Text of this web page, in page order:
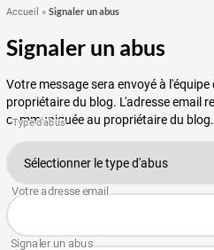
Accueil » Signaler un abus
Signaler un abus
Votre message sera envoyé à
propriétaire du blog. L'adresse email
communiquée au propriétaire du blog.